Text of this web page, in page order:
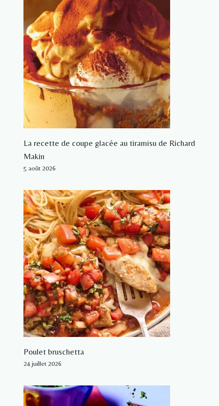
La recette de coupe glacée au tiramisu de Richard
Makin
5 août 2026
Poulet bruschetta
24 juillet 2026